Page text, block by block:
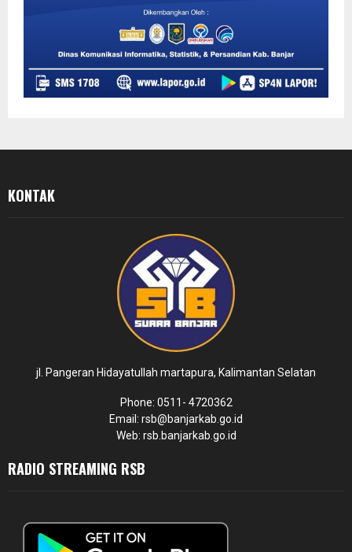
KONTAK
jl. Pangeran Hidayatullah martapura, Kalimantan Selatan
Phone: 0511- 4720362
Email: rsb@banjarkab.go.id
Web: rsb.banjarkab.go.id
RADIO STREAMING RSB